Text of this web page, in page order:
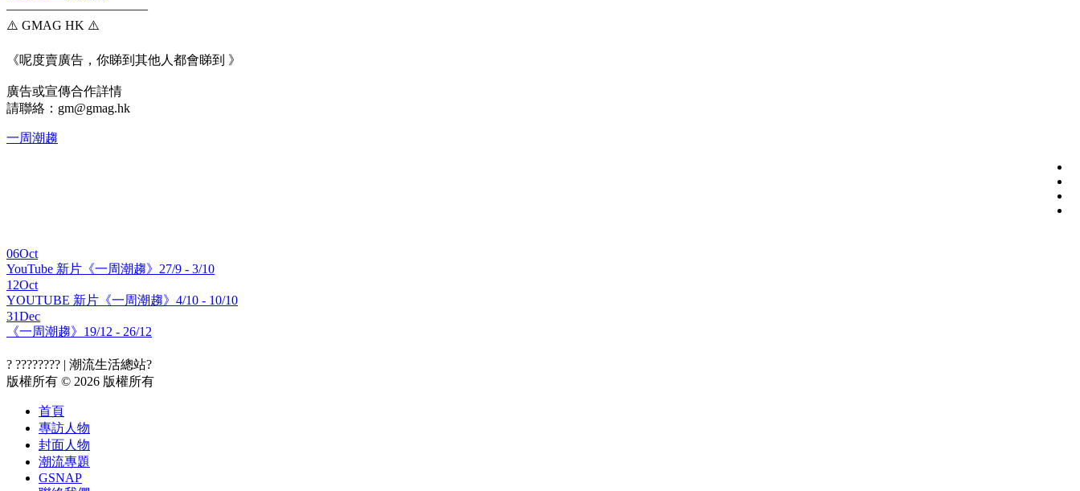
———————————
⚠️ GMAG HK ⚠️
《呢度賣廣告，你睇到其他人都會睇到 》
廣告或宣傳合作詳情
請聯絡：gm@gmag.hk
一周潮趨
06Oct
YouTube 新片《一周潮趨》27/9 - 3/10
12Oct
YOUTUBE 新片《一周潮趨》4/10 - 10/10
31Dec
《一周潮趨》19/12 - 26/12
? ???????? | 潮流生活總站?
版權所有 © 2026 版權所有
首頁
專訪人物
封面人物
潮流專題
GSNAP